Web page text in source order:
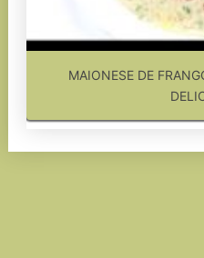
MAIONESE DE